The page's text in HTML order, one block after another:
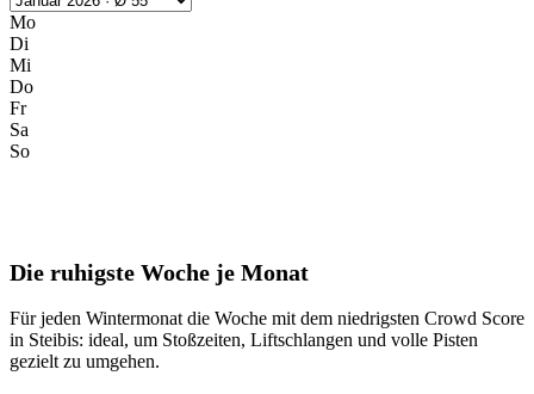
Mo
Di
Mi
Do
Fr
Sa
So
Die ruhigste Woche je Monat
Für jeden Wintermonat die Woche mit dem niedrigsten Crowd Score
in Steibis: ideal, um Stoßzeiten, Liftschlangen und volle Pisten
gezielt zu umgehen.